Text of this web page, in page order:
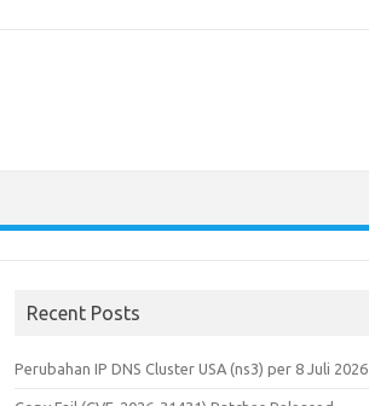
Recent Posts
Perubahan IP DNS Cluster USA (ns3) per 8 Juli 2026